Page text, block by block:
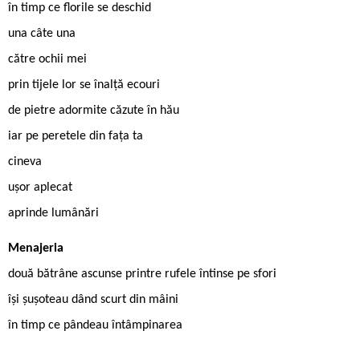
în timp ce florile se deschid
una câte una
către ochii mei
prin tijele lor se înalță ecouri
de pietre adormite căzute în hău
iar pe peretele din fața ta
cineva
ușor aplecat
aprinde lumânări
Menajeria
două bătrâne ascunse printre rufele întinse pe sfori
își șușoteau dând scurt din mâini
în timp ce pândeau întâmpinarea